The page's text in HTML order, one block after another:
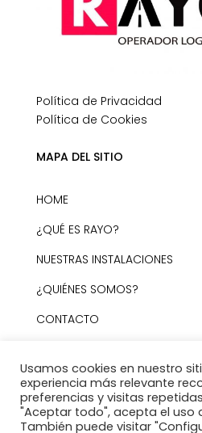
Política de Privacidad
Política de Cookies
MAPA DEL SITIO
HOME
¿QUÉ ES RAYO?
NUESTRAS INSTALACIONES
¿QUIÉNES SOMOS?
CONTACTO
© Copyright · Todos los
Rayo.
Usamos cookies en nuestro
experiencia más relevante
preferencias y visitas
"Aceptar todo", acepta el uso
También puede visitar